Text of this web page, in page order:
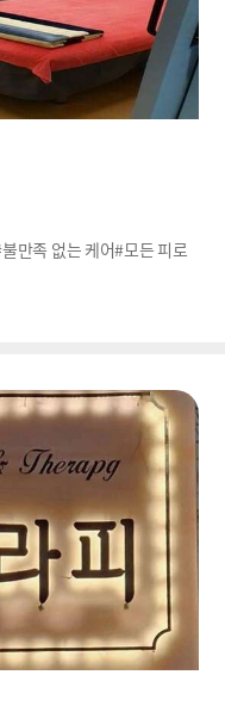
만족 없는 케어#모든 피로